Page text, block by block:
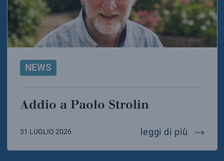
NEWS
Addio a Paolo Strolin
31 LUGLIO 2026 leggi di più addio